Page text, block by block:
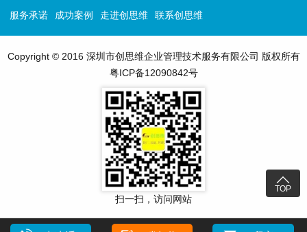

TOP
服务承诺 成功案例 走进创思维 联系创思维
Copyright © 2016 深圳市创思维企业管理技术服务有限公司 版权所有
粤ICP备12090842号
扫一扫，访问网站